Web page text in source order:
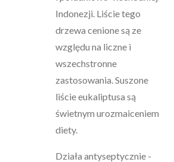
Indonezji. Liście tego
drzewa cenione są ze
względu na liczne i
wszechstronne
zastosowania. Suszone
liście eukaliptusa są
świetnym urozmaiceniem
diety.
Działa antyseptycznie -